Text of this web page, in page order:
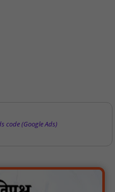
code (Google Ads)
ने किया अभिनंदन, आदिवासी